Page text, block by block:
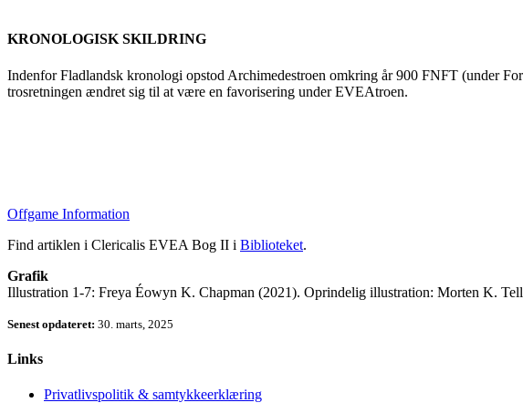
KRONOLOGISK SKILDRING
Indenfor Fladlandsk kronologi opstod Archimedestroen omkring år 900 FNFT (under
trosretningen ændret sig til at være en favorisering under EVEAtroen.
Offgame Information
Find artiklen i Clericalis EVEA Bog II i Biblioteket.
Grafik
Illustration 1-7: Freya Éowyn K. Chapman (2021). Oprindelig illustration: Morten K.
Senest opdateret: 30. marts, 2025
Links
Privatlivspolitik & samtykkeerklæring